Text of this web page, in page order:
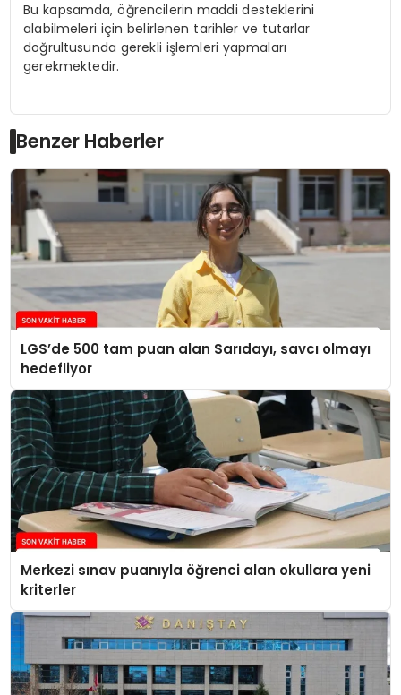
Bu kapsamda, öğrencilerin maddi desteklerini
alabilmeleri için belirlenen tarihler ve tutarlar
doğrultusunda gerekli işlemleri yapmaları
gerekmektedir.
Benzer Haberler
LGS’de 500 tam puan alan Sarıdayı, savcı olmayı
hedefliyor
Merkezi sınav puanıyla öğrenci alan okullara yeni
kriterler